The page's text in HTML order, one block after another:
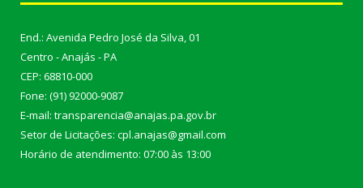
End.: Avenida Pedro José da Silva, 01
Centro - Anajás - PA
CEP: 68810-000
Fone: (91) 92000-9087
E-mail: transparencia@anajas.pa.gov.br
Setor de Licitações: cpl.anajas@gmail.com
Horário de atendimento: 07:00 às 13:00